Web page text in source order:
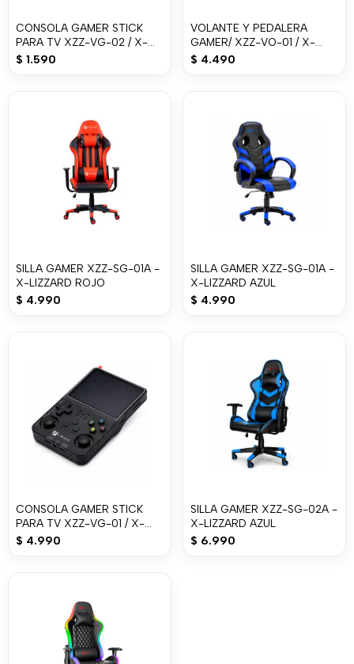
CONSOLA GAMER STICK
PARA TV XZZ-VG-02 / X-
LIZZARD
$ 1.590
VOLANTE Y PEDALERA
GAMER/ XZZ-VO-01 / X-
LIZZARD
$ 4.490
SILLA GAMER XZZ-SG-01A -
X-LIZZARD ROJO
$ 4.990
SILLA GAMER XZZ-SG-01A -
X-LIZZARD AZUL
$ 4.990
CONSOLA GAMER STICK
PARA TV XZZ-VG-01 / X-
LIZZARD
$ 4.990
SILLA GAMER XZZ-SG-02A -
X-LIZZARD AZUL
$ 6.990